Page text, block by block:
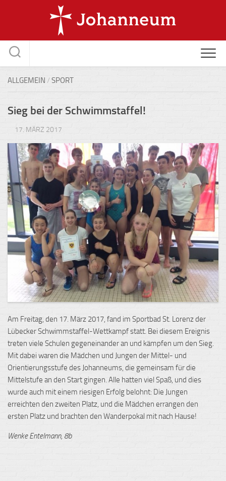
ALLGEMEIN / SPORT
Sieg bei der Schwimmstaffel!
17. MÄRZ 2017
Am Freitag, den 17. März 2017, fand im Sportbad St. Lorenz der
Lübecker Schwimmstaffel-Wettkampf statt. Bei diesem Ereignis
treten viele Schulen gegeneinander an und kämpfen um den Sieg.
Mit dabei waren die Mädchen und Jungen der Mittel- und
Orientierungsstufe des Johanneums, die gemeinsam für die
Mittelstufe an den Start gingen. Alle hatten viel Spaß, und dies
wurde auch mit einem riesigen Erfolg belohnt: Die Jungen
erreichten den zweiten Platz, und die Mädchen errangen den
ersten Platz und brachten den Wanderpokal mit nach Hause!
Wenke Entelmann, 8b